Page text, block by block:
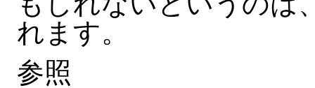
れます。
参照